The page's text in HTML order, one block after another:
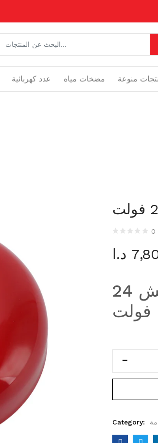
عدد كهربائية مضخات مياه منوعة
0
د.ا
جرس انذار حريق 6 انش 24
فولت
Category: